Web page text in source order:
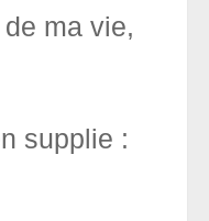
ma vie,
supplie :